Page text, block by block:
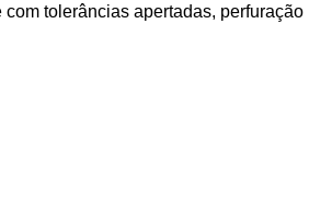
tolerâncias apertadas, perfuração